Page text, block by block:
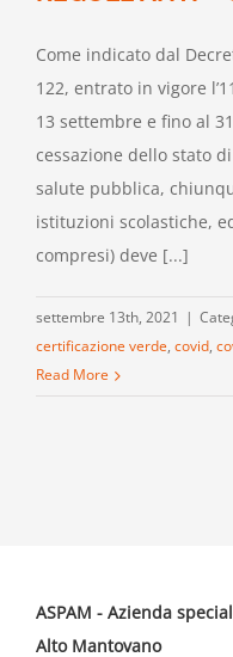
Come indicato dal
122, entrato in vigore
13 settembre e fino al
cessazione dello stato
salute pubblica,
istituzioni scolastiche,
compresi) deve [...]
settembre 13th, 2021 |
certificazione verde, covid,
Read More
ASPAM - Azienda
Alto Mantovano